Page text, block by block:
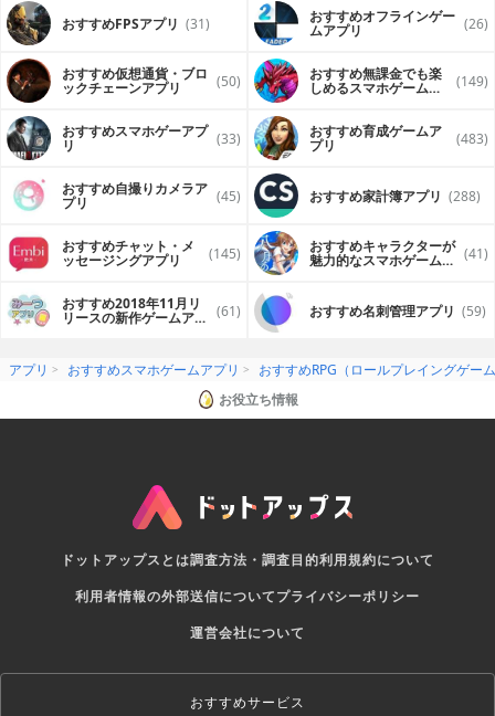
おすすめFPSアプリ (31) おすすめオフラインゲー
ムアプリ (26)
おすすめ仮想通貨・ブロ
ックチェーンアプリ (50) おすすめ無課金でも楽
しめるスマホゲームア (149)
おすすめスマホゲーアプ
リ (33) おすすめ育成ゲームア
プリ (483)
おすすめ自撮りカメラア
プリ (45) おすすめ家計簿アプリ (288)
おすすめチャット・メ
ッセージングアプリ (145) おすすめキャラクターが
魅力的なスマホゲームア (41)
おすすめ2018年11月リ
リースの新作ゲームアプ (61) おすすめ名刺管理アプリ (59)
アプリ おすすめスマホゲームアプリ
おすすめRPG（ロールプレイングゲー
お役立ち情報
ドットアップスとは調査方法・調査目的利用規約について
利用者情報の外部送信についてプライバシーポリシー
運営会社について
おすすめサービス